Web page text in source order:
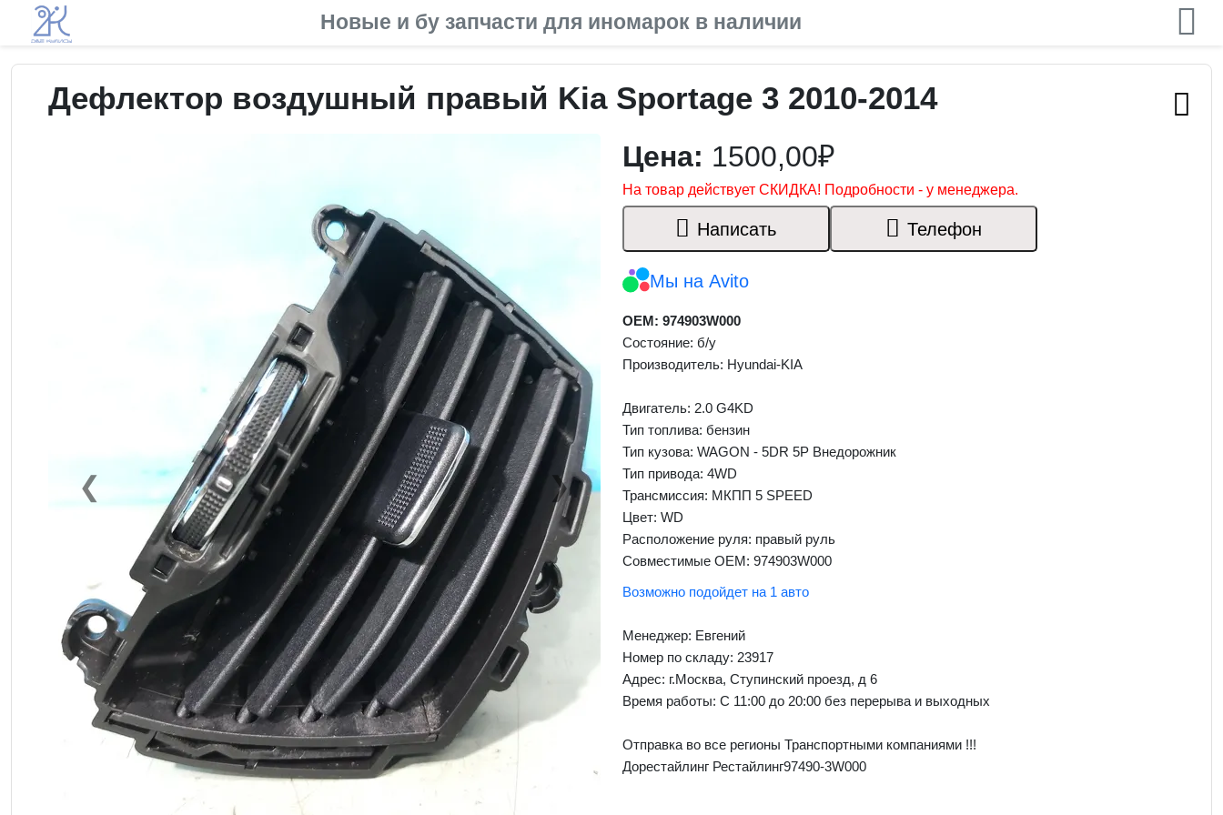
Новые и бу запчасти для иномарок в наличии
Дефлектор воздушный правый Kia Sportage 3 2010-2014
❮Previous ❯
Next
Цена: 1500,00₽
На товар действует СКИДКА! Подробности - у менеджера.
Написать Телефон
Мы на Avito
OEM: 974903W000
Состояние: б/у
Производитель: Hyundai-KIA
Двигатель: 2.0 G4KD
Тип топлива: бензин
Тип кузова: WAGON - 5DR 5P Внедорожник
Тип привода: 4WD
Трансмиссия: МКПП 5 SPEED
Цвет: WD
Расположение руля: правый руль
Совместимые OEM: 974903W000
Возможно подойдет на 1 авто
Менеджер: Евгений
Номер по складу: 23917
Адрес: г.Москва, Ступинский проезд, д 6
Время работы: С 11:00 до 20:00 без перерыва и выходных
Отправка во все регионы Транспортными компаниями !!!
Дорестайлинг Рестайлинг97490-3W000